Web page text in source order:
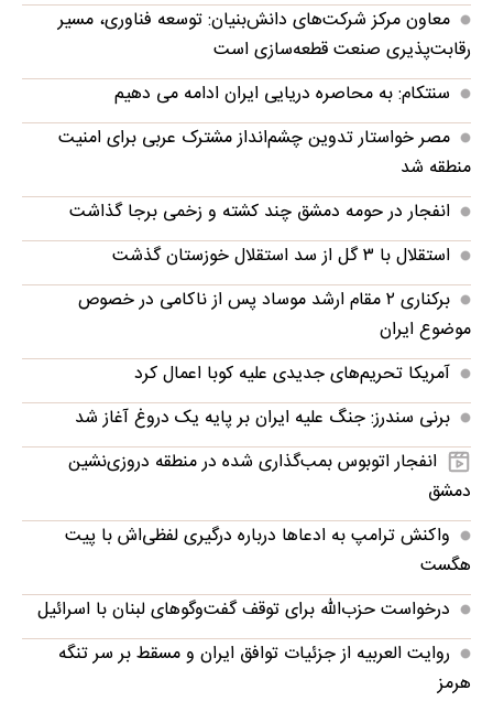
معاون مرکز شرکت‌های دانش‌بنیان: توسعه فناوری، مسیر
رقابت‌پذیری صنعت قطعه‌سازی است
سنتکام: به محاصره دریایی ایران ادامه می دهیم
مصر خواستار تدوین چشم‌انداز مشترک عربی برای امنیت
منطقه شد
انفجار در حومه دمشق چند کشته و زخمی برجا گذاشت
استقلال با ۳ گل از سد استقلال خوزستان گذشت
برکناری ۲ مقام ارشد موساد پس از ناکامی در خصوص
موضوع ایران
آمریکا تحریم‌های جدیدی علیه کوبا اعمال کرد
برنی سندرز: جنگ علیه ایران بر پایه یک دروغ آغاز شد
انفجار اتوبوس بمب‌گذاری شده در منطقه دروزی‌نشین
دمشق
واکنش ترامپ به ادعاها درباره درگیری لفظی‌اش با پیت
هگست
درخواست حزب‌الله برای توقف گفت‌وگوهای لبنان با اسرائیل
روایت العربیه از جزئیات توافق ایران و مسقط بر سر تنگه
هرمز